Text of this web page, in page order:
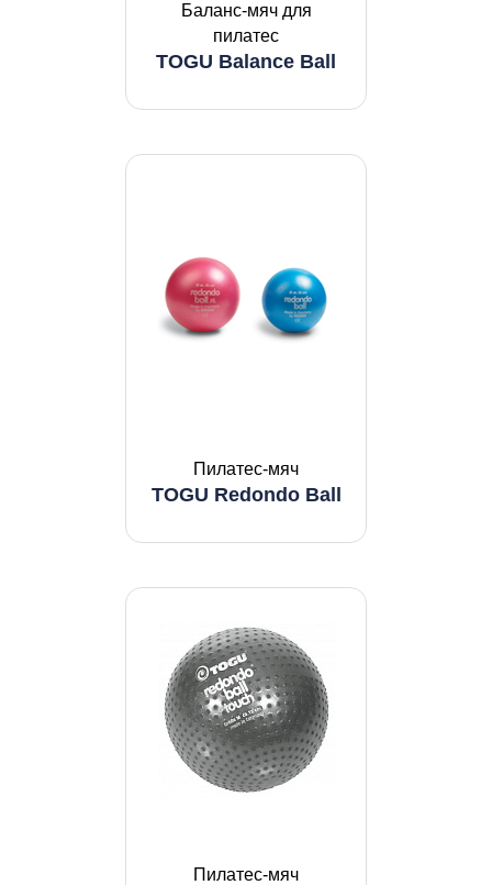
Баланс-мяч для
пилатес
TOGU Balance Ball
Пилатес-мяч
TOGU Redondo Ball
Пилатес-мяч